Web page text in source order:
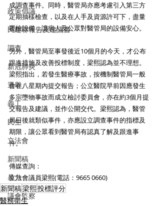
政策倡議
民建聯報告及建議書
調查
新冠肺炎
選舉
義工
民生
立法會
新聞稿
暴力
議會監察
成調查事件。同時，醫管局亦應考慮引入第三方
定期抽樣檢查，以及在人手及資源許可下，盡量
覆檢設備，讓病人及公眾對醫管局的設備安心。
另外，醫管局至事發後近10個月的今天，才公布
跟進措施及改善投標制度，梁熙認為並不理想。
梁熙指出，若發生醫療事故，按機制醫管局一般
會在八星期內提交報告；公立醫院早前因應發生
多宗墮物事故而成立檢討委員會，亦在約3個月提
交報告及建議，並作公開交代。梁熙認為，醫管
局日後就類似事件，亦應設立調查事件的指標及
期限，讓公眾看到醫管局有認真了解及跟進事
件。
傳媒查詢：
立法會議員梁熙(電話：9665 0660)
新聞稿梁熙投標評分
醫務衛生